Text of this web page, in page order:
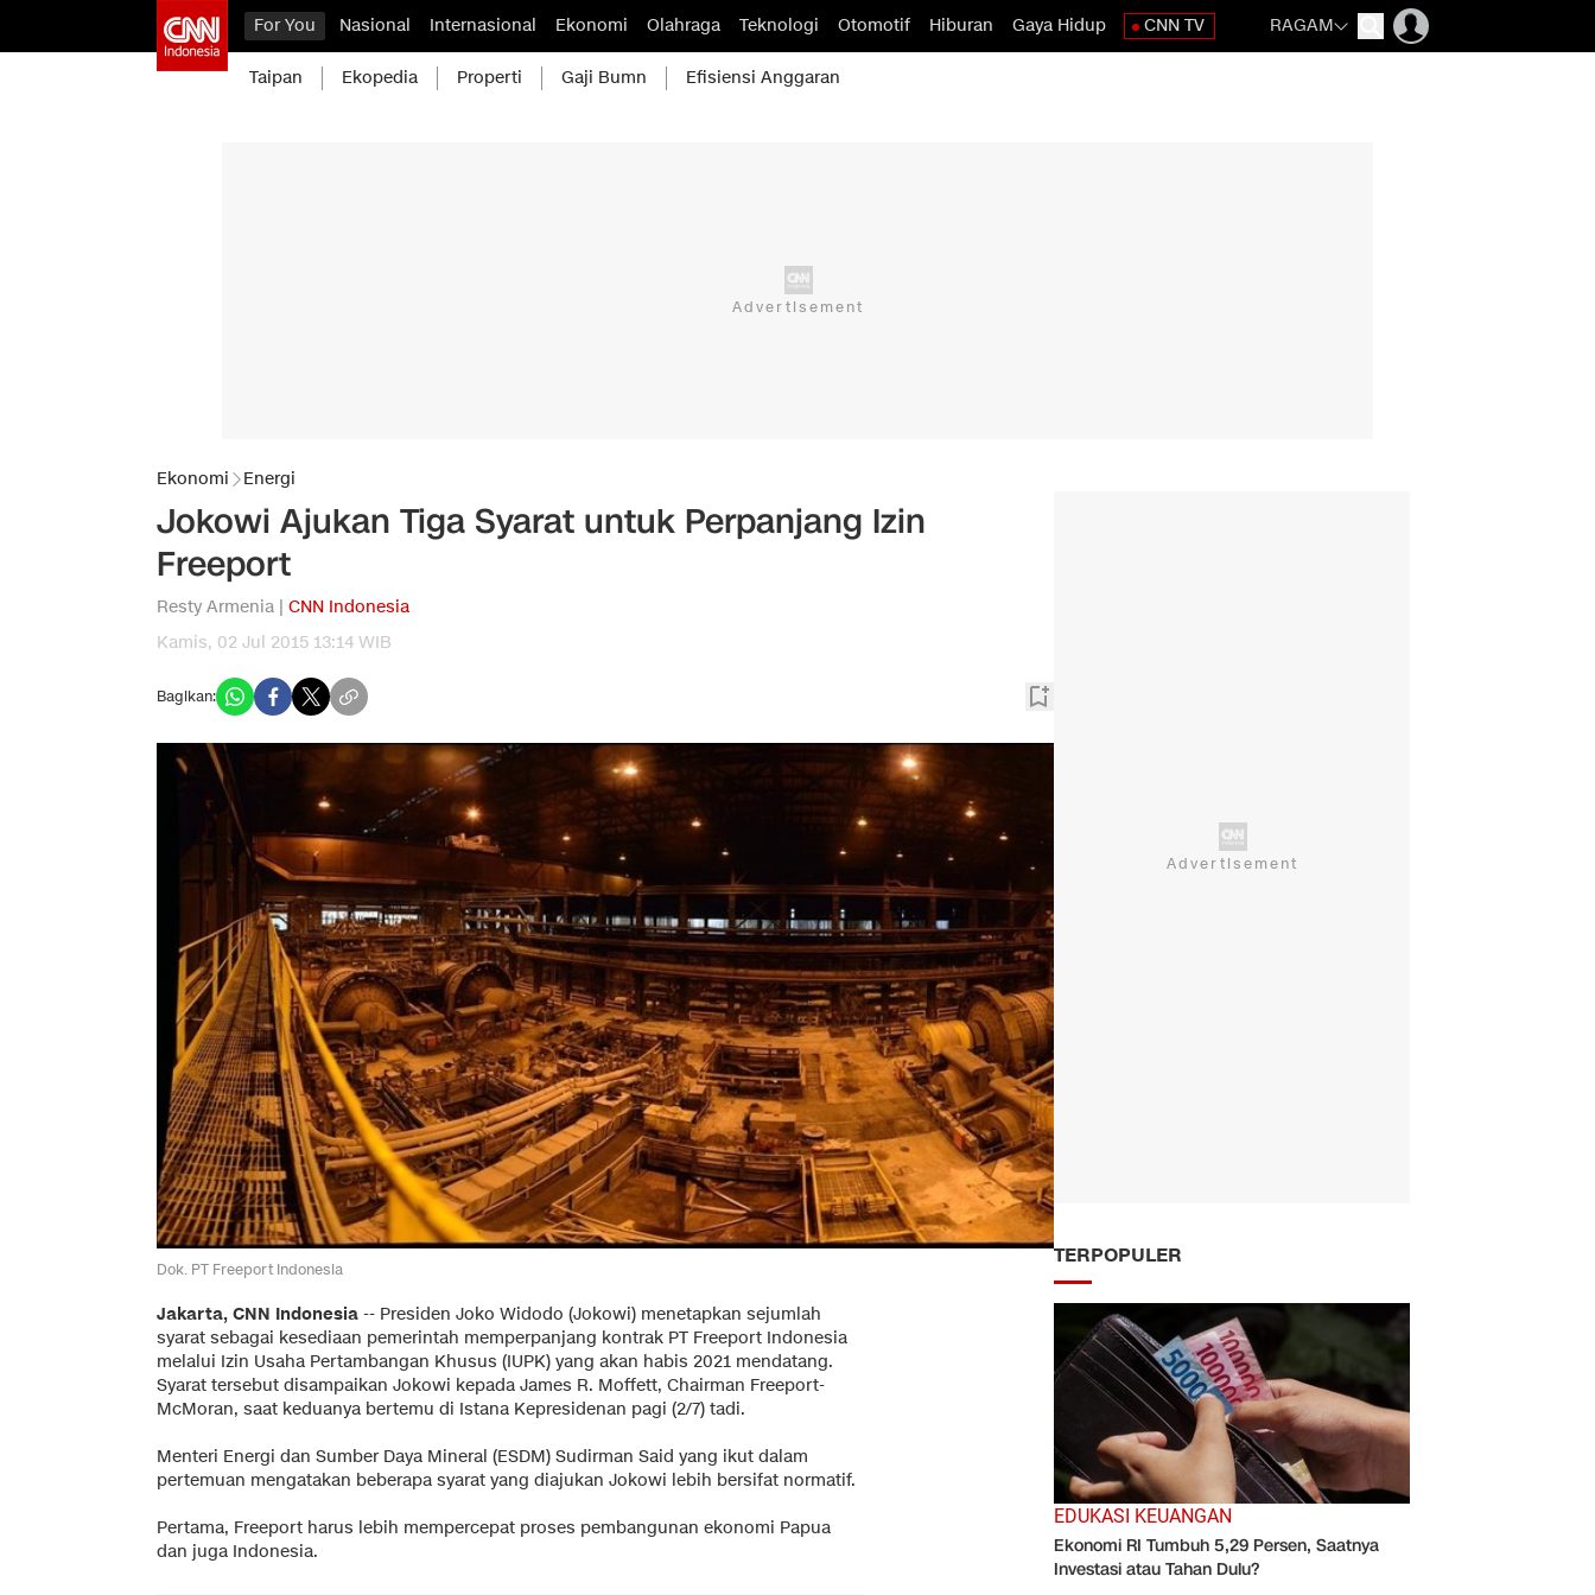
For You Nasional Internasional Ekonomi Olahraga Teknologi Otomotif Hiburan Gaya Hidup CNN TV RAGAM
Taipan Ekopedia Properti Gaji Bumn Efisiensi Anggaran
Ekonomi Energi
Jokowi Ajukan Tiga Syarat untuk Perpanjang Izin
Freeport
Resty Armenia | CNN Indonesia
Kamis, 02 Jul 2015 13:14 WIB
Bagikan:
Dok. PT Freeport Indonesia
Jakarta, CNN Indonesia -- Presiden Joko Widodo (Jokowi) menetapkan sejumlah
syarat sebagai kesediaan pemerintah memperpanjang kontrak PT Freeport Indonesia
melalui Izin Usaha Pertambangan Khusus (IUPK) yang akan habis 2021 mendatang.
Syarat tersebut disampaikan Jokowi kepada James R. Moffett, Chairman Freeport-
McMoran, saat keduanya bertemu di Istana Kepresidenan pagi (2/7) tadi.
Menteri Energi dan Sumber Daya Mineral (ESDM) Sudirman Said yang ikut dalam
pertemuan mengatakan beberapa syarat yang diajukan Jokowi lebih bersifat normatif.
Pertama, Freeport harus lebih mempercepat proses pembangunan ekonomi Papua
dan juga Indonesia.
TERPOPULER
EDUKASI KEUANGAN
Ekonomi RI Tumbuh 5,29 Persen, Saatnya
Investasi atau Tahan Dulu?